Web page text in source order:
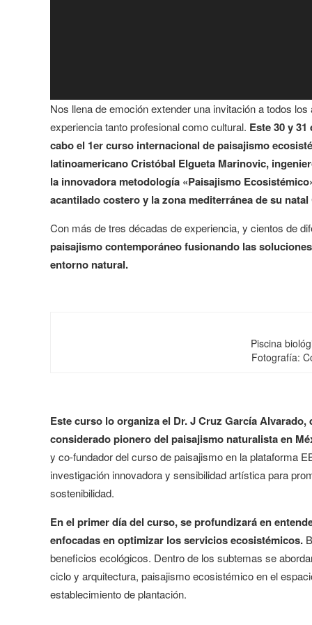
Nos llena de emoción extender una invitación a todos
experiencia tanto profesional como cultural. Este 30 y
cabo el 1er curso internacional de paisajismo
latinoamericano Cristóbal Elgueta Marinovic,
la innovadora metodología «Paisajismo
acantilado costero y la zona mediterránea de su natal
Con más de tres décadas de experiencia, y cientos de
paisajismo contemporáneo fusionando las
entorno natural.
Piscina
Fotografía:
Este curso lo organiza el Dr. J Cruz García
considerado pionero del paisajismo naturalista en
y co-fundador del curso de paisajismo en la plataforma
investigación innovadora y sensibilidad artística para
sostenibilidad.
En el primer día del curso, se profundizará en
enfocadas en optimizar los servicios ecosistémicos.
beneficios ecológicos. Dentro de los subtemas se
ciclo y arquitectura, paisajismo ecosistémico en el
establecimiento de plantación.